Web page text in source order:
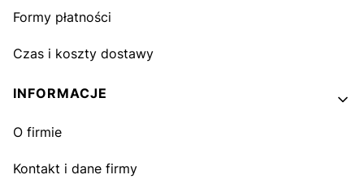
Formy płatności
Czas i koszty dostawy
INFORMACJE
O firmie
Kontakt i dane firmy